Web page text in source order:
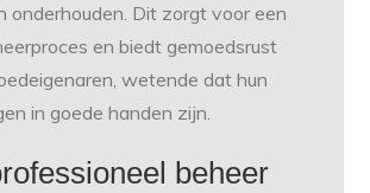
onderhouden. Dit zorgt voor een
en biedt gemoedsrust
wetende dat hun
in goede handen zijn.
beheer